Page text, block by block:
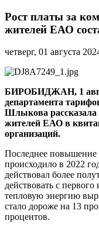
платы
коммунальные
для
жителей
ЕАО
составит
не
более
6,3
процента
Рост платы за
жителей ЕАО
четверг, 01 августа
БИРОБИДЖАН, 1
департамента
Шлыкова рассказала
жителей ЕАО в
организаций.
Последнее повышение
происходило в 2022
действовал более
действовать с
тепловую энергию
стало дороже на 13
процентов.